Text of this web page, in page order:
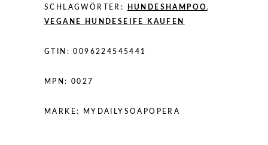
SCHLAGWÖRTER: HUNDESHAMPOO,
VEGANE HUNDESEIFE KAUFEN
GTIN:0096224545441
MPN: 0027
MARKE: MYDAILYSOAPOPERA